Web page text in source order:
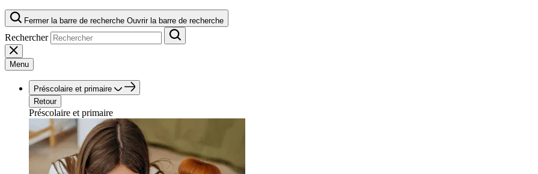
Fermer la barre de recherche Ouvrir la barre de recherche
Rechercher
Menu
Préscolaire et primaire
Retour
Préscolaire et primaire